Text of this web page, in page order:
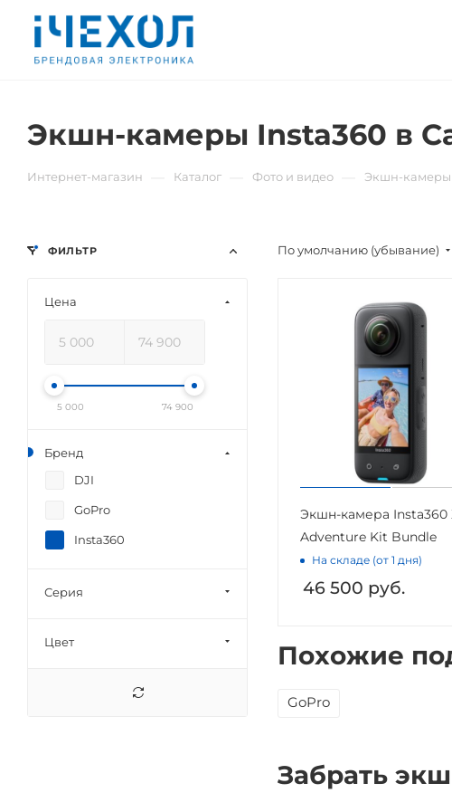
Экшн-камеры Insta360 в
Интернет-магазин Каталог Фото и видео Экшн-камеры
По умолчанию (убывание)
Экшн-камера Insta360
Adventure Kit Bundle
На складе (от 1 дня)
46 500 руб.
Похожие
GoPro
Забрать
ФИЛЬТР
Цена
5 000 74 900
Бренд
DJI
GoPro
Insta360
Серия
Цвет